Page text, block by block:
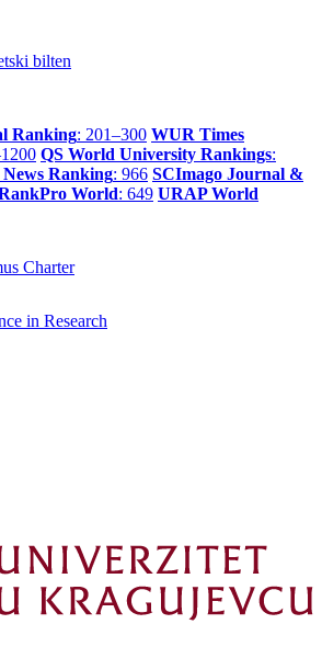
bilten
Ranking: 201–300 WUR Times
QS World University Rankings:
News Ranking: 966 SCImago Journal &
World: 649 URAP World
Charter
in Research